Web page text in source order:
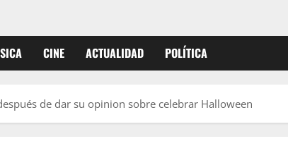
CINE ACTUALIDAD POLÍTICA
de dar su opinion sobre celebrar Halloween